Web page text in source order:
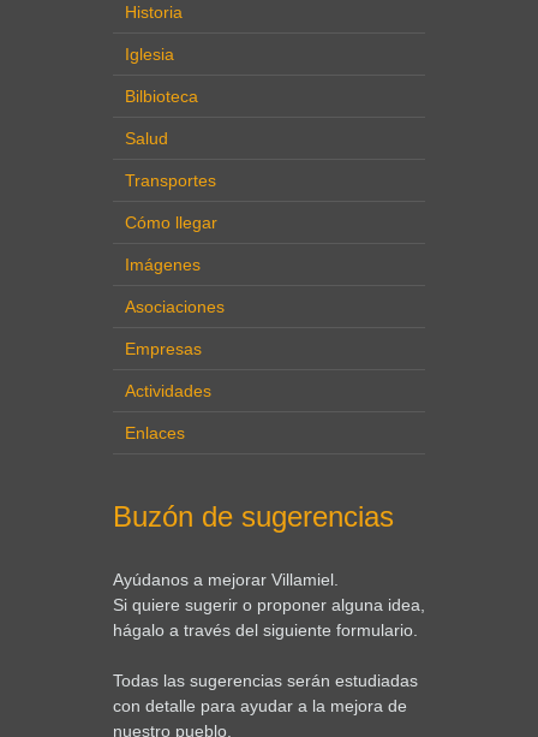
Historia
Iglesia
Bilbioteca
Salud
Transportes
Cómo llegar
Imágenes
Asociaciones
Empresas
Actividades
Enlaces
Buzón de sugerencias
Ayúdanos a mejorar Villamiel.
Si quiere sugerir o proponer alguna idea,
hágalo a través del siguiente formulario.
Todas las sugerencias serán estudiadas
con detalle para ayudar a la mejora de
nuestro pueblo.